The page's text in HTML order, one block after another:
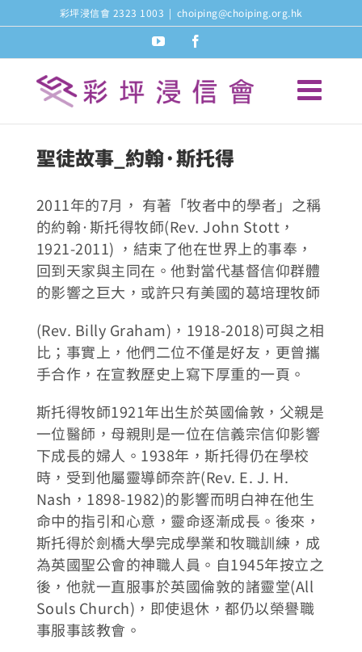
to
content
彩坪浸信會 2323 1003 | choiping@choiping.org.hk
youtube
聖徒故事_約翰·斯托得
2011年的7月， 有著「牧者中的學者」之稱
的約翰·斯托得牧師(Rev. John Stott，
1921-2011) ，結束了他在世界上的事奉，
回到天家與主同在。他對當代基督信仰群體
的影響之巨大，或許只有美國的葛培理牧師
(Rev. Billy Graham)，1918-2018)可與之相
比；事實上，他們二位不僅是好友，更曾攜
手合作，在宣教歷史上寫下厚重的一頁。
斯托得牧師1921年出生於英國倫敦，父親是
一位醫師，母親則是一位在信義宗信仰影響
下成長的婦人。1938年，斯托得仍在學校
時，受到他屬靈導師奈許(Rev. E. J. H.
Nash，1898-1982)的影響而明白神在他生
命中的指引和心意，靈命逐漸成長。後來，
斯托得於劍橋大學完成學業和牧職訓練，成
為英國聖公會的神職人員。自1945年按立之
後，他就一直服事於英國倫敦的諸靈堂(All
Souls Church)，即使退休，都仍以榮譽職
事服事該教會。